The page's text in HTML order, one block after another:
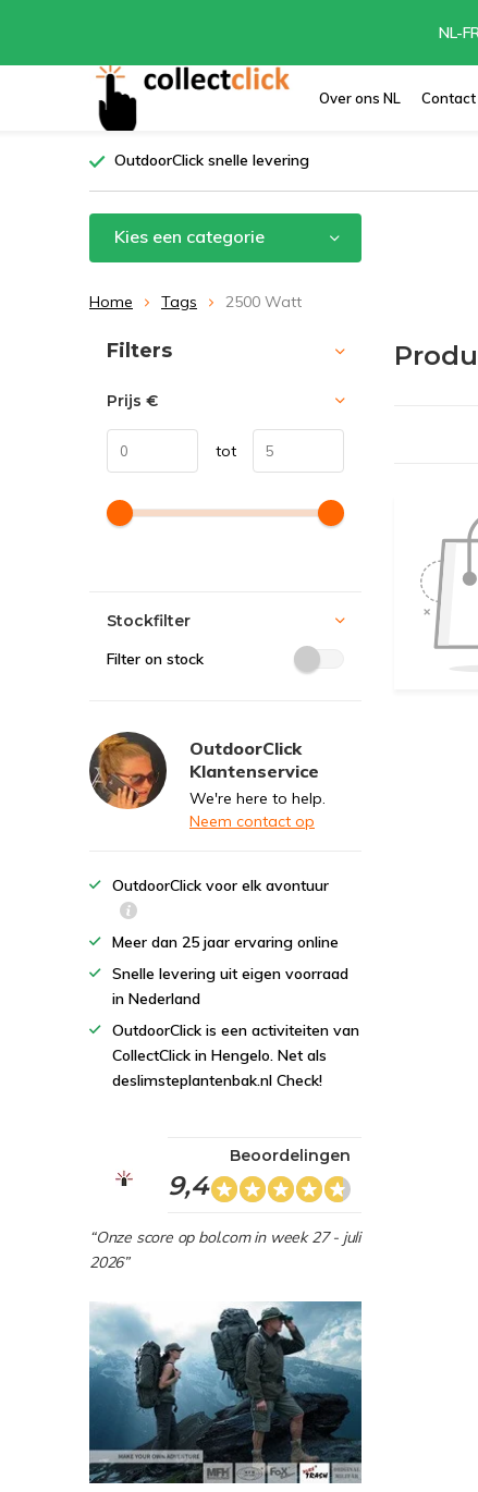
Over ons NL Contact
NL-
OutdoorClick snelle levering
Kies een categorie
Home Tags 2500 Watt
Sorteren op:
Filters
Prijs €
tot
Stockfilter
Filter on stock
OutdoorClick
Klantenservice
We're here to help.
Neem contact op
OutdoorClick voor elk avontuur
Meer dan 25 jaar ervaring online
Snelle levering uit eigen voorraad
in Nederland
OutdoorClick is een activiteiten van
CollectClick in Hengelo. Net als
deslimsteplantenbak.nl Check!
9,4
Beoordelingen
“Onze score op bol.com in week 27 - juli
2026”